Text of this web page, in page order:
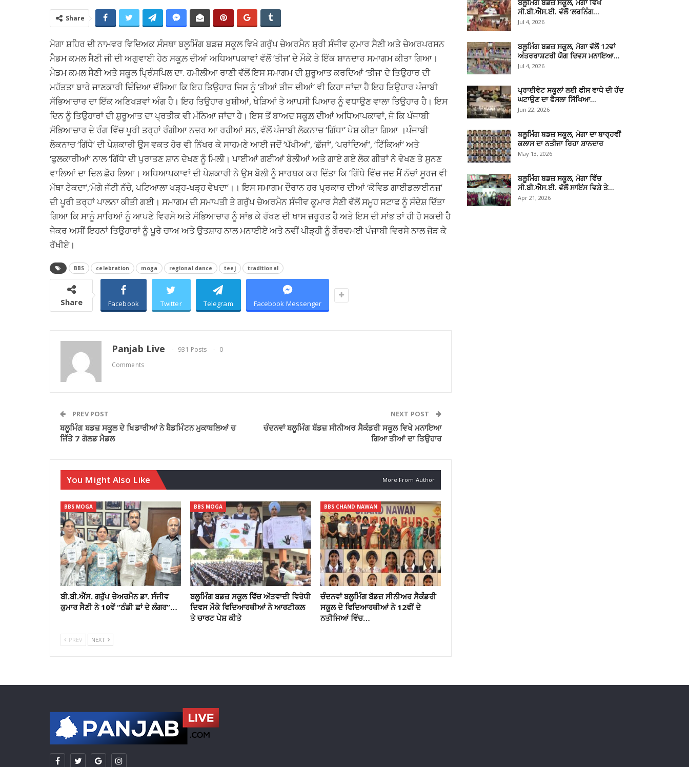
Share
ਮੋਗਾ ਸ਼ਹਿਰ ਦੀ ਨਾਮਵਰ ਵਿਦਿਅਕ ਸੰਸਥਾ ਬਲੂਮਿੰਗ ਬਡਜ਼ ਸਕੂਲ ਵਿਖੇ ਗਰੁੱਪ ਚੇਅਰਮੈਨ ਸ਼੍ਰੀ ਸੰਜੀਵ ਕੁਮਾਰ ਸੈਣੀ ਅਤੇ ਚੇਅਰਪਰਸਨ
ਮੈਡਮ ਕਮਲ ਸੈਣੀ ਜੀ ਦੀ ਅਗੁਵਾਈ ਹੇਠ ਸਕੂਲ਼ ਦੀਆਂ ਅਧਿਆਪਕਾਵਾਂ ਵੱਲੋਂ ‘ਤੀਜ’ ਦੇ ਮੌਕੇ ਤੇ ਇੱਕ ਸ਼ਾਨਦਾਰ ਸਮਾਗਮ ਕੀਤਾ ਗਿਆ।
ਮੈਡਮ ਕਮਲ ਸੈਣੀ ਅਤੇ ਸਕੂਲ ਪ੍ਰਿੰਸਪਿਲ ਦਾ. ਹਮੀਲੀਆ ਰਾਣੀ ਵੱਲੋਂ ਇਸ ਸਮਾਗਮ ਦੀ ਸ਼ੁਰੂਆਤ ਕਰਦਿਆਂ ‘ਤੀਜ’ ਦੇ ਤਿਉਹਾਰ ਦੀ
ਮਹੱਤਤਾ ਬਾਰੇ ਜਾਣਕਾਰੀ ਦਿੰਦਿਆ ਦੱੱਸਿਆ ਕਿ ਇਹ ਤਿਉਹਾਰ ਜਿਸ ਨੂੰ ‘ਤੀਆਂ ਤੀਜ ਦੀਆਂ’ ਵੀ ਕਿਹਾ ਜਾਂਦਾ ਹੈ ਇਹ ਤਿਉਹਾਰ ਪੰਜਾਬੀ
ਸੱਭਿਆਚਾਰ ਦਾ ਇੱਕ ਅਣਿਖੜਵਾਂ ਅੰਗ ਹੈ। ਇਹ ਤਿਉਹਾਰ ਖੁਸ਼ੀਆਂ, ਖੇੜਿਆਂ ਤੇ ਆਪਸੀ ਪਿਆਰ ਨੂੰ ਵਧਾਉਣ ਵਾਲਾ ਤਿਉਹਾਰ ਹੈ। ਇਸ
ਦਿਨ ਨੂੰ ਤਿਉਹਾਰਾਂ ਦੀ ਸ਼ੁਰੂਆਤ ਦਾ ਪ੍ਰਤੀਕ ਵੀ ਮੰਨਿਆ ਜਾਂਦਾ ਹੈ। ਇਸ ਤੋਂ ਬਾਅਦ ਸਕੂਲ਼ ਦੀਆਂ ਅਧਿਆਪਕਾਵਾਂ, ਜੋ ਕਿ ਪੰਜਾਬੀ
ਸੱਭਿਆਚਾਰ ਦੇ ਰੰਗ ਵਿੱਚ ਪੂਰੀ ਤਰ੍ਹਾਂ ਰੰਗੀਆ ਨਜ਼ਰ ਆ ਰਹੀਆਂ ਸਨ, ਵੱਲੋਂ ਪੰਜਾਬੀ ਲੋਕਨਾਚ ‘ਗਿੱਧਾ’ ਪੇਸ਼ ਕੀਤਾ ਗਿਆ ।ਪੰਜਾਬੀ
ਲੋਕਨਾਚ ‘ਗਿੱਧੇ’ ਦੀ ਪੇਸ਼ਕਾਰੀ ਉਸ ਵਕਤ ਹੋਰ ਵੀ ਨਿੱਖਰ ਕੇ ਸਾਹਮਣੇ ਆਈ ਜਦੋਂ ‘ਪੱਖੀਆਂ’, ‘ਛੱਜਾਂ’, ‘ਪਰਾਂਦਿਆਂ’, ‘ਟਿੱਕਿਆਂ’ ਅਤੇ
‘ਫੁਲਕਾਰੀਆਂ’ ਨਾਲ ‘ਗਿੱਧੇ’ ਦੀ ਪੁਰਾਤਣ ਸ਼ਾਨ ਦੇਖਣ ਨੂੰ ਮਿਲੀ। ਪਾਈਆਂ ਗਈਆਂ ਬੋਲੀਆਂ ਅਤੇ ਗਾਏ ਗਏ ਲੋਕ ਗੀਤਾਂ ਨੇ ਵੇਖਣ ਤੇ ਸੁਨਣ
ਵਾਲਿਆਂ ਦਾ ਦਿਲ ਛੋਹ ਲਿਆ। ਅਧਿਆਪਕਾਵਾਂ ਦੀ ਪੇਸ਼ਕਾਰੀ ਨੇ ਉਸ ਬੋਲੀ ਨੂੰ ਸਾਰਥਕ ਕਰ ਦਿੱਤਾ ਕਿ ‘ਗਿੱਧੇ ਵਿੱਚ ਜਦ ਮੈਂ ਨੱਚਾਂ ਸੂਰਜ ਵੀ
ਮੱਥਾ ਟੇਕਦਾ’,‘ਮੋਗੇ ਜੱਟੀ ਨੱਚੇ, ਪਟਿਆਲਾ ਖੜ੍ਹ-ਖੜ੍ਹ ਵੇਖਦਾ’।। ਇਸ ਸਮਾਗਮ ਦੌਰਾਨ ਹਰ ਪ੍ਰਕਾਰ ਦੀਆਂ ‘ਕੋਵਿਡ ਗਾਈਡਲਾਈਨਜ਼’
ਦੀ ਪੂਰੀ ਤਰ੍ਹਾਂ ਪਾਲਨਾ ਕੀਤੀ ਗਈ। ਸਮਾਗਮ ਦੀ ਸਮਾਪਤੀ ਤੇ ਗਰੁੱਪ ਚੇਅਰਮੈਨ ਸੰਜੀਵ ਕੂਮਾਰ ਸੈਣੀ ਵੱਲੋਂ ਸਮੂਹ ਸਟਾਫ ਨੂੰ ਸੰਦੇਸ਼ ਦਿੱਤਾ
ਗਿਆ ਕਿ ਸਾਨੂੰ ਸਾਰਿਆਂ ਨੂੰ ਆਪਣੇ ਵਿਰਸੇ ਅਤੇ ਸੱਭਿਆਚਾਰ ਨੂੰ ਸਾਂਭ ਕੇ ਰੱਖਣ ਦੀ ਖਾਸ ਜ਼ਰੂਰਤ ਹੈ ਅਤੇ ਇਸ ਦੀ ਸਾਂਭ ਤਾਂ ਹੀ ਹੋ ਸਕਦੀ ਹੈ
ਜੇਕਰ ਅਸੀਂ ਇਹਨਾਂ ਤਿਉਹਾਰਾਂ ਨੂੰ ਪੂਰੇ ਚਾਅ ਅਤੇ ਉਤਸ਼ਾਹ ਨਾਲ ਮਨਾਈਏ ਅਤੇ ਨਵੀਂ ਪੀੜ੍ਹੀ ਨੂੰ ਗੌਰਵਮਈ ਪੰਜਾਬੀ ਵਿਰਸੇ ਨਾਲ ਜੋੜ ਕੇ
ਰੱਖੀਏ।
BBS celebration moga regional dance teej traditional
Share Facebook Twitter Telegram Facebook Messenger
Panjab Live 931 Posts
0
Comments
PREV POST
ਬਲੂਮਿੰਗ ਬਡਜ਼ ਸਕੂਲ ਦੇ ਖਿਡਾਰੀਆਂ ਨੇ ਬੈਡਮਿੰਟਨ ਮੁਕਾਬਲਿਆਂ ਚ
ਜਿੱਤੇ 7 ਗੋਲਡ ਮੈਡਲ
NEXT POST
ਚੰਦਨਵਾਂ ਬਲੂਮਿੰਗ ਬੱਡਜ਼ ਸੀਨੀਅਰ ਸੈਕੰਡਰੀ ਸਕੂਲ ਵਿਖੇ ਮਨਾਇਆ
ਗਿਆ ਤੀਆਂ ਦਾ ਤਿਉਹਾਰ
You Might Also Like More From Author
BBS MOGA
ਬੀ.ਬੀ.ਐੱਸ. ਗਰੁੱਪ ਚੇਅਰਮੈਨ ਡਾ. ਸੰਜੀਵ
ਕੁਮਾਰ ਸੈਣੀ ਨੇ 10ਵੇਂ “ਠੰਡੀ ਛਾਂ ਦੇ ਲੰਗਰ”…
BBS MOGA
ਬਲੂਮਿੰਗ ਬਡਜ਼ ਸਕੂਲ ਵਿੱਚ ਅੱੱਤਵਾਦੀ ਵਿਰੋਧੀ
ਦਿਵਸ ਮੌਕੇ ਵਿਦਿਆਰਥੀਆਂ ਨੇ ਆਰਟੀਕਲ
ਤੇ ਚਾਰਟ ਪੇਸ਼ ਕੀਤੇ
BBS CHAND NAWAN
ਚੰਦਨਵਾਂ ਬਲੂਮਿੰਗ ਬੱਡਜ਼ ਸੀਨੀਅਰ ਸੈਕੰਡਰੀ
ਸਕੂਲ ਦੇ ਵਿਦਿਆਰਥੀਆਂ ਨੇ 12ਵੀਂ ਦੇ
ਨਤੀਜਿਆਂ ਵਿੱਚ…
PREV NEXT
ਬਲੂਮਿੰਗ ਬਡਜ਼ ਸਕੂਲ, ਮੋਗਾ ਵਿਖੇ
ਸੀ.ਬੀ.ਐੱਸ.ਈ. ਵੱਲੋਂ ‘ਲਰਨਿੰਗ…
Jul 4, 2026
ਬਲੂਮਿੰਗ ਬਡਜ਼ ਸਕੂਲ, ਮੋਗਾ ਵੱਲੋਂ 12ਵਾਂ
ਅੰਤਰਰਾਸ਼ਟਰੀ ਯੋਗ ਦਿਵਸ ਮਨਾਇਆ…
Jul 4, 2026
ਪ੍ਰਾਈਵੇਟ ਸਕੂਲਾਂ ਲਈ ਫੀਸ ਵਾਧੇ ਦੀ ਹੱਦ
ਘਟਾਉਣ ਦਾ ਫੈਸਲਾ ਸਿੱਖਿਆ…
Jun 22, 2026
ਬਲੂਮਿੰਗ ਬਡਜ਼ ਸਕੂਲ, ਮੋਗਾ ਦਾ ਬਾਰ੍ਹਵੀਂ
ਕਲਾਸ ਦਾ ਨਤੀਜਾ ਰਿਹਾ ਸ਼ਾਨਦਾਰ
May 13, 2026
ਬਲੂਮਿੰਗ ਬਡਜ਼ ਸਕੂਲ, ਮੋਗਾ ਵਿੱਚ
ਸੀ.ਬੀ.ਐੱਸ.ਈ. ਵੱਲੋਂ ਸਾਇਂਸ ਵਿਸ਼ੇ ਤੇ…
Apr 21, 2026